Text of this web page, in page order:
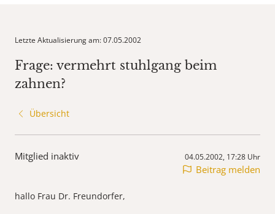
Letzte Aktualisierung am: 07.05.2002
Frage: vermehrt stuhlgang beim
zahnen?
Übersicht
Mitglied inaktiv 04.05.2002, 17:28 Uhr
Beitrag melden
hallo Frau Dr. Freundorfer,